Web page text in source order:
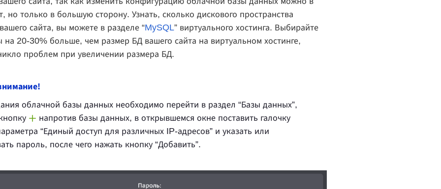
но только в большую сторону. Узнать, сколько дискового пространства
сайта, вы можете в разделе “MySQL” виртуального хостинга. Выбирайте
на 20-30% больше, чем размер БД вашего сайта на виртуальном хостинге,
проблем при увеличении размера БД.
облачной базы данных необходимо перейти в раздел “Базы данных”,
напротив базы данных, в открывшемся окне поставить галочку
“Единый доступ для различных IP-адресов” и указать или
пароль, после чего нажать кнопку “Добавить”.